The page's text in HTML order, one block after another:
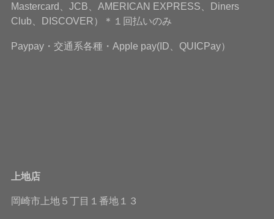
Mastercard、JCB、AMERICAN EXPRESS、Diners
Club、DISCOVER）＊１回払いのみ
Paypay・交通系各種・Apple pay(ID、QUICPay）
上地店
岡崎市上地５丁目１番地１３